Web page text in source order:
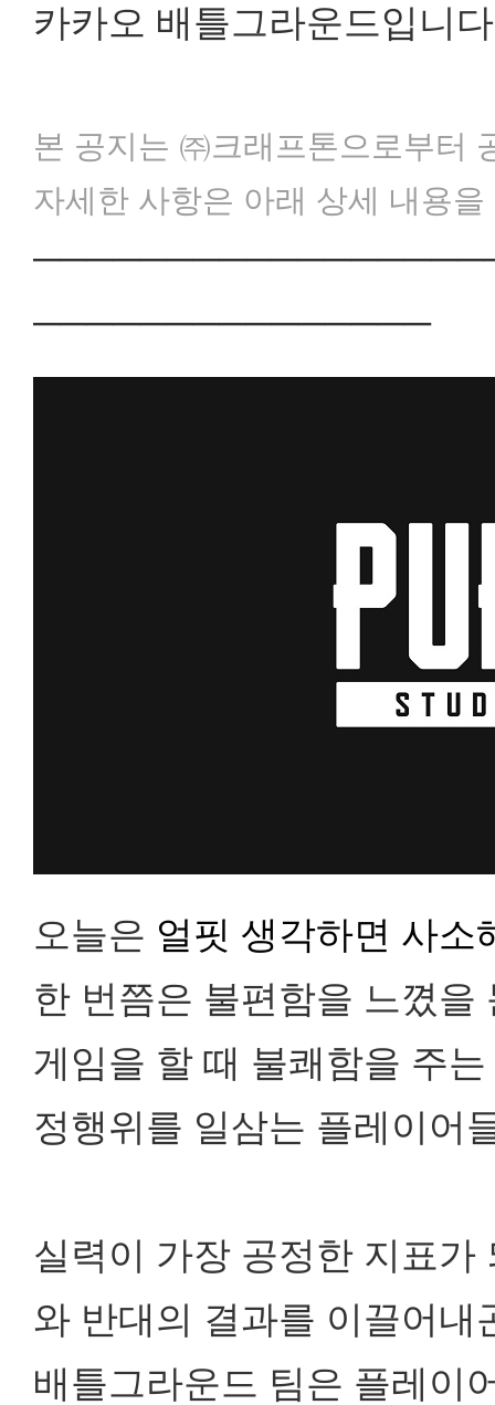
카카오 배틀그라운드입니
본 공지는 ㈜크래프톤으로부터
자세한 사항은 아래 상세 내용
───────────────
오늘은 얼핏 생각하면 사소
한 번쯤은 불편함을 느꼈
게임을 할 때 불쾌함을 주
정행위를 일삼는 플레이어
실력이 가장 공정한 지표
와 반대의 결과를 이끌어내
배틀그라운드 팀은 플레이